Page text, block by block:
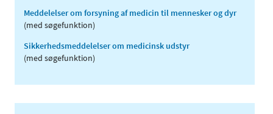
Meddelelser om forsyning af medicin til mennesker og dyr
(med søgefunktion)
Sikkerhedsmeddelelser om medicinsk udstyr
(med søgefunktion)